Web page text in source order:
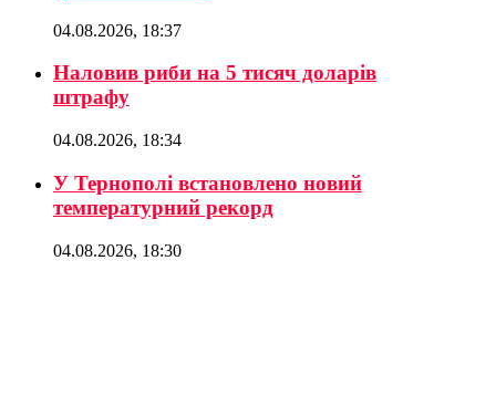
04.08.2026, 18:37
Наловив риби на 5 тисяч доларів
штрафу
04.08.2026, 18:34
У Тернополі встановлено новий
температурний рекорд
04.08.2026, 18:30